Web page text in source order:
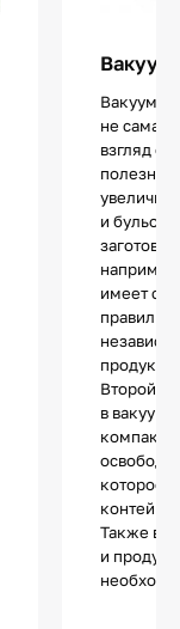
не самая
взгляд
и
имеет
продукта.
Второй
в
которое
Также в
и